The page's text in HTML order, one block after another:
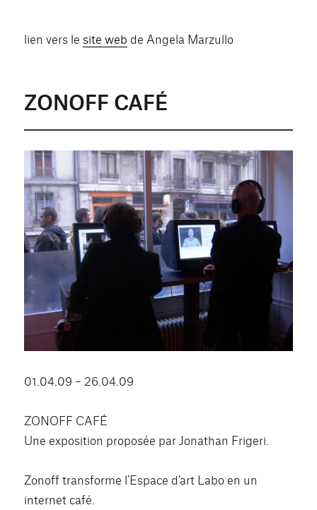
lien vers le site web de Angela Marzullo
ZONOFF CAFÉ
01.04.09 – 26.04.09
ZONOFF CAFÉ
Une exposition proposée par Jonathan Frigeri.
Zonoff transforme l’Espace d’art Labo en un
internet café.